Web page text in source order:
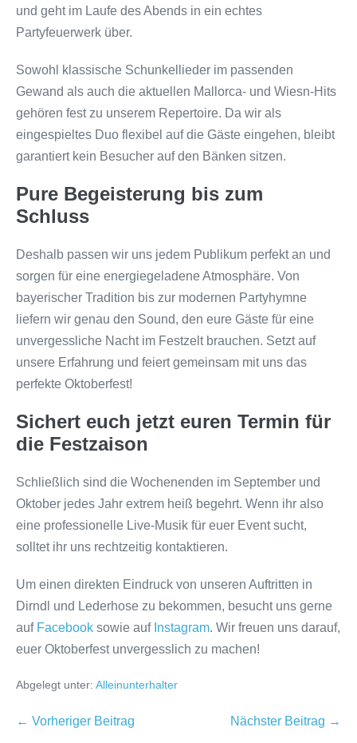
und geht im Laufe des Abends in ein echtes
Partyfeuerwerk über.
Sowohl klassische Schunkellieder im passenden
Gewand als auch die aktuellen Mallorca- und Wiesn-Hits
gehören fest zu unserem Repertoire. Da wir als
eingespieltes Duo flexibel auf die Gäste eingehen, bleibt
garantiert kein Besucher auf den Bänken sitzen.
Pure Begeisterung bis zum
Schluss
Deshalb passen wir uns jedem Publikum perfekt an und
sorgen für eine energiegeladene Atmosphäre. Von
bayerischer Tradition bis zur modernen Partyhymne
liefern wir genau den Sound, den eure Gäste für eine
unvergessliche Nacht im Festzelt brauchen. Setzt auf
unsere Erfahrung und feiert gemeinsam mit uns das
perfekte Oktoberfest!
Sichert euch jetzt euren Termin für
die Festzaison
Schließlich sind die Wochenenden im September und
Oktober jedes Jahr extrem heiß begehrt. Wenn ihr also
eine professionelle Live-Musik für euer Event sucht,
solltet ihr uns rechtzeitig kontaktieren.
Um einen direkten Eindruck von unseren Auftritten in
Dirndl und Lederhose zu bekommen, besucht uns gerne
auf Facebook sowie auf Instagram. Wir freuen uns darauf,
euer Oktoberfest unvergesslich zu machen!
Abgelegt unter: Alleinunterhalter
Beitragsnavigation
← Vorheriger Beitrag Nächster Beitrag →